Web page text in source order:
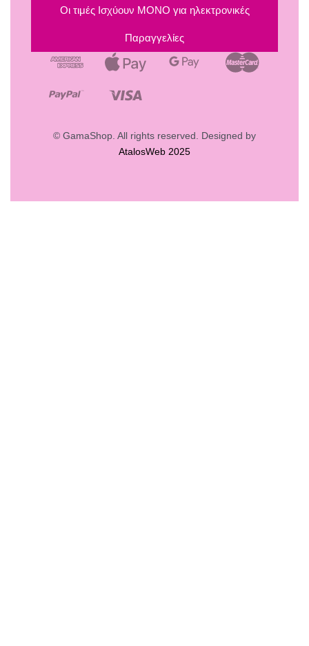
Οι τιμές Ισχύουν ΜΟΝΟ για ηλεκτρονικές
Παραγγελίες
© GamaShop. All rights reserved. Designed by
AtalosWeb 2025